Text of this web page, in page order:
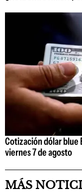
Cotización dólar blue
viernes 7 de agosto
MÁS